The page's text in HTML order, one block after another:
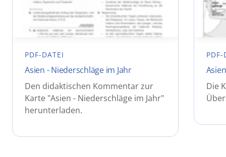
PDF-DATEI
Asien - Niederschläge im Jahr
Den didaktischen Kommentar zur
Karte "Asien - Niederschläge im Jahr"
herunterladen.
PDF-
Die